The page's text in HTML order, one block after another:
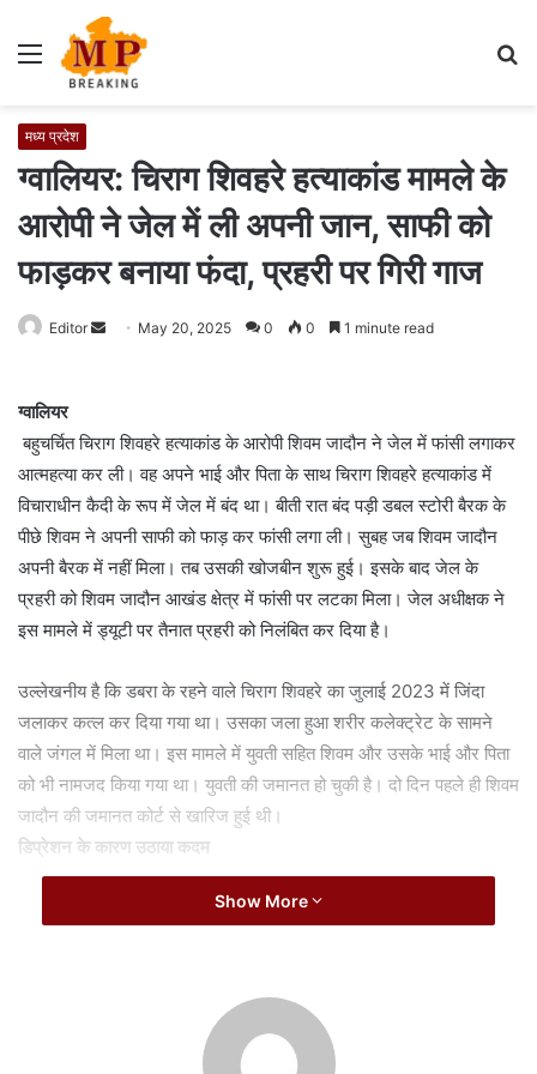
Menu
मध्य प्रदेश
ग्वालियर: चिराग शिवहरे हत्याकांड मामले के
आरोपी ने जेल में ली अपनी जान, साफी को
फाड़कर बनाया फंदा, प्रहरी पर गिरी गाज
Editor
a
n
e
m
a
May 20, 2025 0 0 1 minute read
ग्वालियर
बहुचर्चित चिराग शिवहरे हत्याकांड के आरोपी शिवम जादौन ने जेल में फांसी लगाकर
आत्महत्या कर ली। वह अपने भाई और पिता के साथ चिराग शिवहरे हत्याकांड में
विचाराधीन कैदी के रूप में जेल में बंद था। बीती रात बंद पड़ी डबल स्टोरी बैरक के
पीछे शिवम ने अपनी साफी को फाड़ कर फांसी लगा ली। सुबह जब शिवम जादौन
अपनी बैरक में नहीं मिला। तब उसकी खोजबीन शुरू हुई। इसके बाद जेल के
प्रहरी को शिवम जादौन आखंड क्षेत्र में फांसी पर लटका मिला। जेल अधीक्षक ने
इस मामले में ड्यूटी पर तैनात प्रहरी को निलंबित कर दिया है।
उल्लेखनीय है कि डबरा के रहने वाले चिराग शिवहरे का जुलाई 2023 में जिंदा
जलाकर कत्ल कर दिया गया था। उसका जला हुआ शरीर कलेक्ट्रेट के सामने
वाले जंगल में मिला था। इस मामले में युवती सहित शिवम और उसके भाई और पिता
को भी नामजद किया गया था। युवती की जमानत हो चुकी है। दो दिन पहले ही शिवम
जादौन की जमानत कोर्ट से खारिज हुई थी।
डिप्रेशन के कारण उठाया कदम
August 9, 2026
Show More